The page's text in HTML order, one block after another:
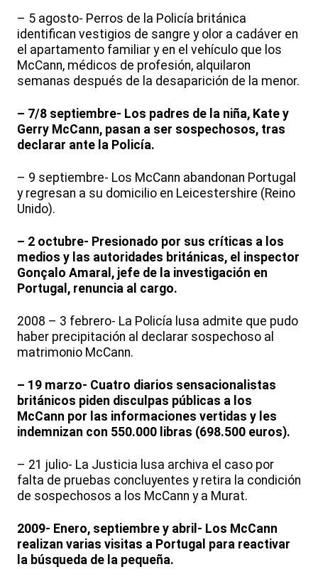
– 5 agosto- Perros de la Policía británica
identifican vestigios de sangre y olor a cadáver en
el apartamento familiar y en el vehículo que los
McCann, médicos de profesión, alquilaron
semanas después de la desaparición de la menor.
– 7/8 septiembre- Los padres de la niña, Kate y
Gerry McCann, pasan a ser sospechosos, tras
declarar ante la Policía.
– 9 septiembre- Los McCann abandonan Portugal
y regresan a su domicilio en Leicestershire (Reino
Unido).
– 2 octubre- Presionado por sus críticas a los
medios y las autoridades británicas, el inspector
Gonçalo Amaral, jefe de la investigación en
Portugal, renuncia al cargo.
2008 – 3 febrero- La Policía lusa admite que pudo
haber precipitación al declarar sospechoso al
matrimonio McCann.
– 19 marzo- Cuatro diarios sensacionalistas
británicos piden disculpas públicas a los
McCann por las informaciones vertidas y les
indemnizan con 550.000 libras (698.500 euros).
– 21 julio- La Justicia lusa archiva el caso por
falta de pruebas concluyentes y retira la condición
de sospechosos a los McCann y a Murat.
2009- Enero, septiembre y abril- Los McCann
realizan varias visitas a Portugal para reactivar
la búsqueda de la pequeña.